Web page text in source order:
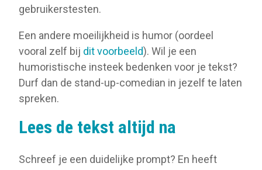
gebruikerstesten.
Een andere moeilijkheid is humor (oordeel
vooral zelf bij dit voorbeeld). Wil je een
humoristische insteek bedenken voor je tekst?
Durf dan de stand-up-comedian in jezelf te laten
spreken.
Lees de tekst altijd na
Schreef je een duidelijke prompt? En heeft